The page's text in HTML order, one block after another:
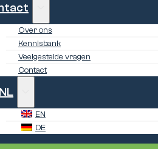
Over ons
Kennisbank
Veelgestelde vragen
Contact
NL
EN
DE